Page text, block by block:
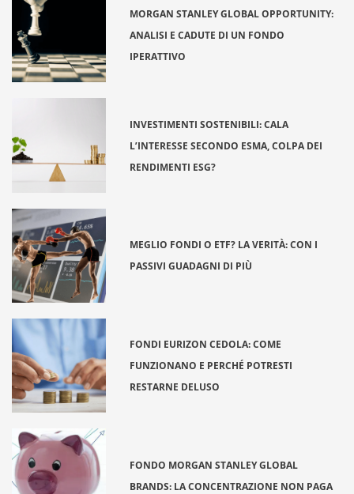
MORGAN STANLEY GLOBAL OPPORTUNITY:
ANALISI E CADUTE DI UN FONDO
IPERATTIVO
INVESTIMENTI SOSTENIBILI: CALA
L’INTERESSE SECONDO ESMA, COLPA DEI
RENDIMENTI ESG?
MEGLIO FONDI O ETF? LA VERITÀ: CON I
PASSIVI GUADAGNI DI PIÙ
FONDI EURIZON CEDOLA: COME
FUNZIONANO E PERCHÉ POTRESTI
RESTARNE DELUSO
FONDO MORGAN STANLEY GLOBAL
BRANDS: LA CONCENTRAZIONE NON PAGA